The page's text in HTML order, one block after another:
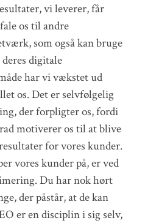
vi leverer, får
os til andre
som også kan bruge
digitale
har vi vækstet ud
os. Det er selvfølgelig
der forpligter os, fordi
motiverer os til at blive
for vores kunder.
vores kunder på, er ved
Du har nok hørt
der påstår, at de kan
er en disciplin i sig selv,